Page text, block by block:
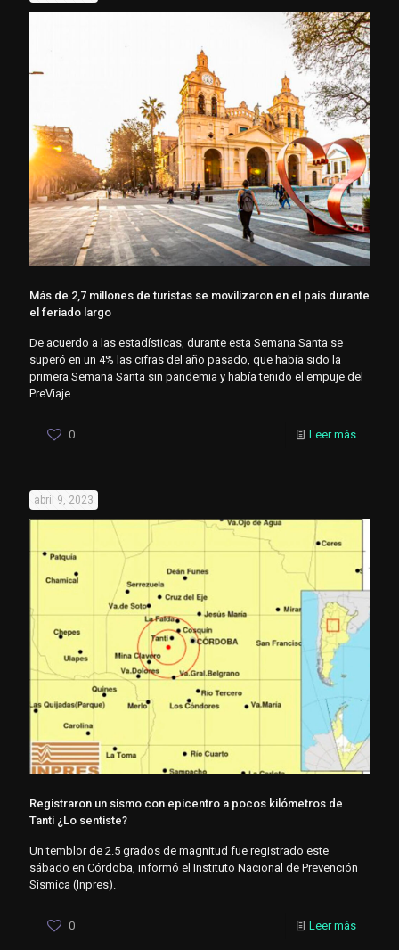
Más de 2,7 millones de turistas se movilizaron en el país durante
el feriado largo
De acuerdo a las estadísticas, durante esta Semana Santa se
superó en un 4% las cifras del año pasado, que había sido la
primera Semana Santa sin pandemia y había tenido el empuje del
PreViaje.
0 Leer más
abril 9, 2023
Registraron un sismo con epicentro a pocos kilómetros de
Tanti ¿Lo sentiste?
Un temblor de 2.5 grados de magnitud fue registrado este
sábado en Córdoba, informó el Instituto Nacional de Prevención
Sísmica (Inpres).
0 Leer más